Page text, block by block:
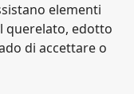
elementi
querelato, edotto
di accettare o